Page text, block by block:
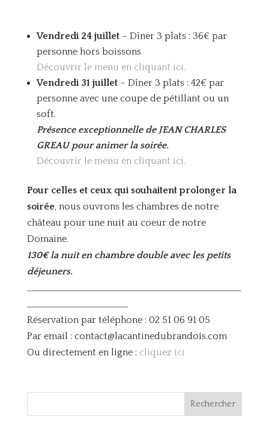
Vendredi 24 juillet– Dîner 3 plats : 36€ par
personne hors boissons
Découvrir le menu en cliquant ici.
Vendredi 31 juillet– Dîner 3 plats : 42€ par
personne avec une coupe de pétillant ou un
soft.
Présence exceptionnelle de JEAN CHARLES
GREAU pour animer la soirée.
Découvrir le menu en cliquant ici.
Pour celles et ceux qui souhaitent prolonger la
soirée, nous ouvrons les chambres de notre
château pour une nuit au coeur de notre
Domaine.
130€ la nuit en chambre double avec les petits
déjeuners.
Réservation par téléphone : 02 51 06 91 05
Par email : contact@lacantinedubrandois.com
Ou directement en ligne : cliquez ici